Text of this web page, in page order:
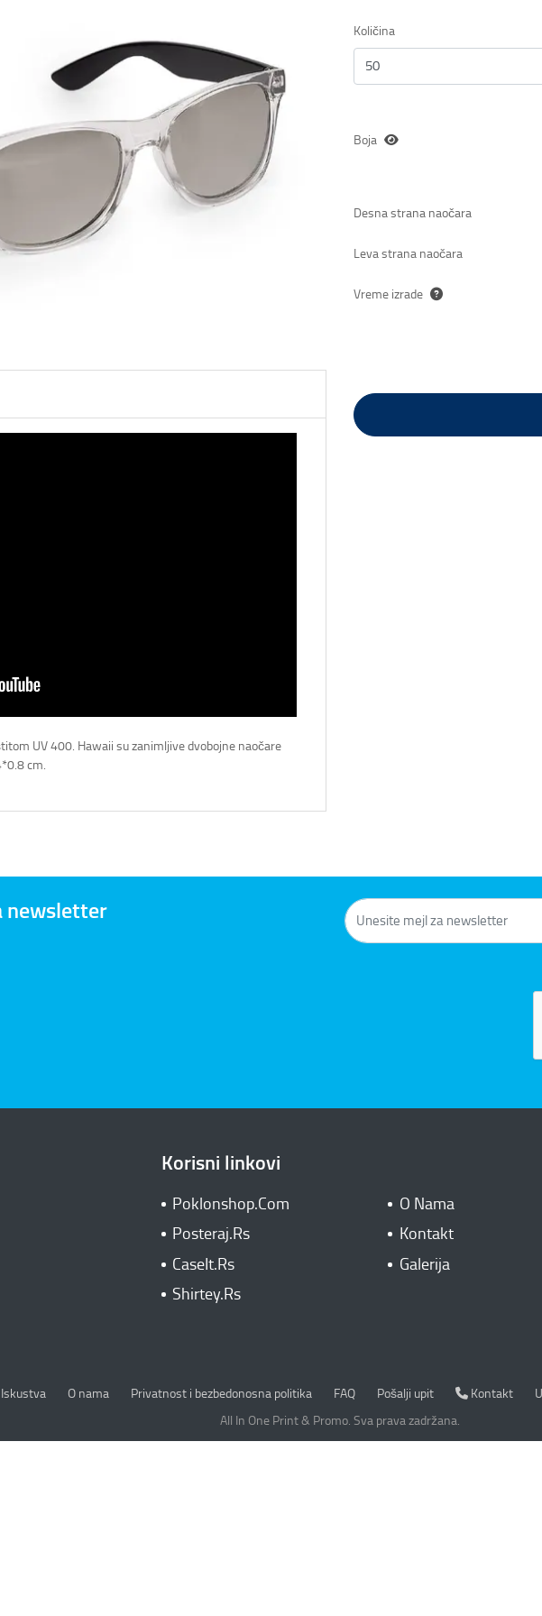
UV 400. Hawaii su zanimljive dvobojne naočare
cm.
Količina
Boja
Desna strana naočara
Leva strana naočara
Vreme izrade
newsletter
Korisni linkovi
Poklonshop.Com
O Nama
Posteraj.Rs
Kontakt
CaseIt.Rs
Galerija
Shirtey.Rs
Iskustva O nama Privatnost i bezbedonosna politika
Privatnost i bezbedonosna politika FAQ Pošalji upit Kontakt
Kontakt
All In One Print & Promo. Sva prava zadržana.